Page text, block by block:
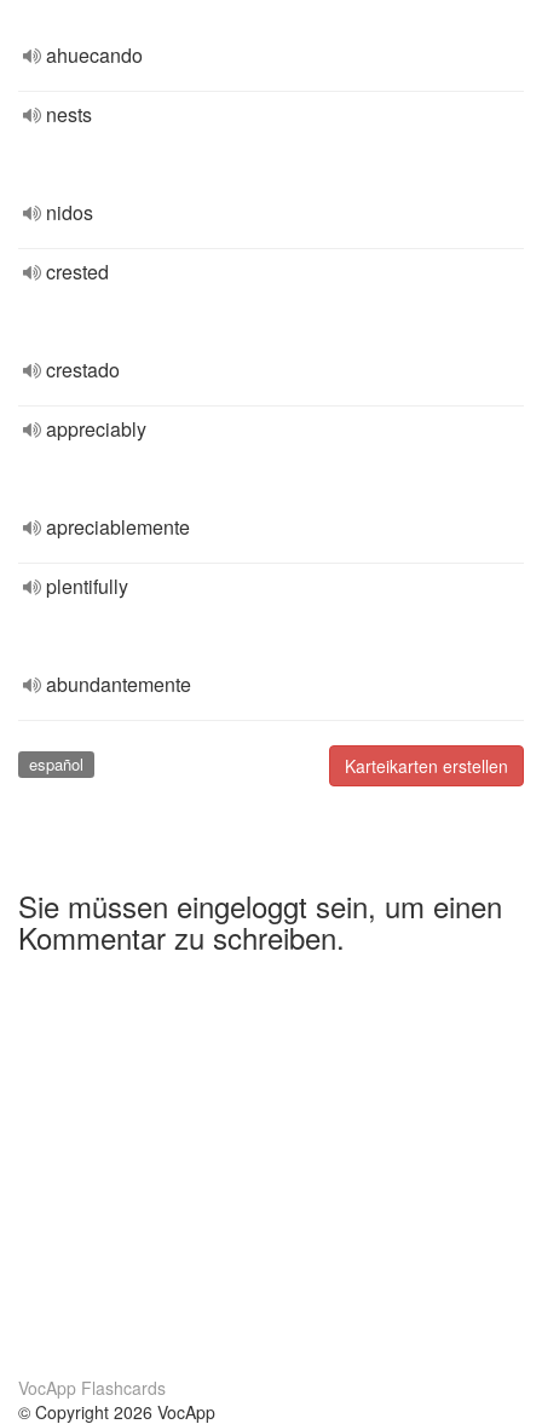
ahuecando
nests
nidos
crested
crestado
appreciably
apreciablemente
plentifully
abundantemente
Karteikarten erstellen
español
Sie müssen eingeloggt sein, um einen
Kommentar zu schreiben.
VocApp Flashcards
© Copyright 2026 VocApp